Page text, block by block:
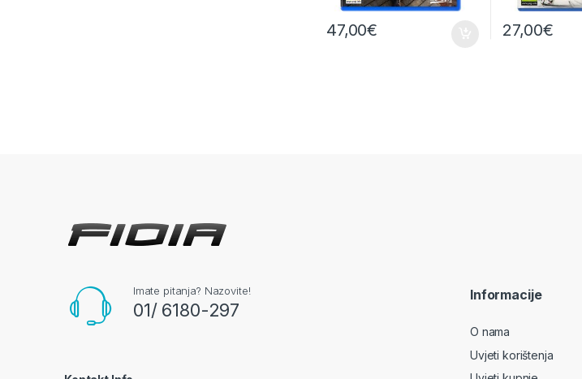
47,00€ 27,00€
Imate pitanja? Nazovite!
01/ 6180-297
Informacije
O nama
Uvjeti korištenja